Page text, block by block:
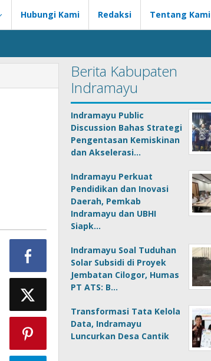
Hubungi Kami Redaksi Tentang Kami
Berita Kabupaten
Indramayu
Indramayu Public
Discussion Bahas Strategi
Pengentasan Kemiskinan
dan Akselerasi…
Indramayu Perkuat
Pendidikan dan Inovasi
Daerah, Pemkab
Indramayu dan UBHI
Siapk…
Indramayu Soal Tuduhan
Solar Subsidi di Proyek
Jembatan Cilogor, Humas
PT ATS: B…
Transformasi Tata Kelola
Data, Indramayu
Luncurkan Desa Cantik